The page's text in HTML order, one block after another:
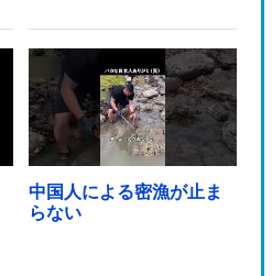
中国人による密漁が止ま
らない